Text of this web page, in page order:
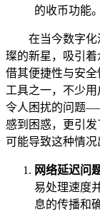
的收币功能。
在当今数字
璨的新星，吸引着
借其便捷性与安
工具之一，不少
令人困扰的问题
感到困惑，更引
可能导致这种情况
网络延迟问
易处理速度
息的传播和